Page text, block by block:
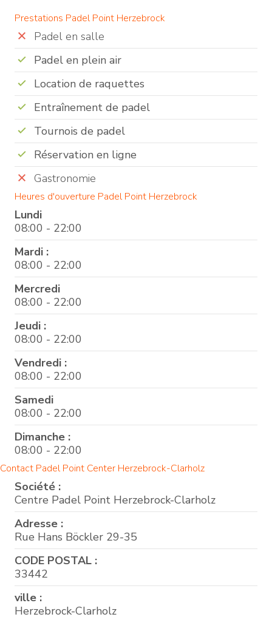
Prestations Padel Point Herzebrock
Padel en salle
Padel en plein air
Location de raquettes
Entraînement de padel
Tournois de padel
Réservation en ligne
Gastronomie
Heures d'ouverture Padel Point Herzebrock
Lundi
08:00 - 22:00
Mardi :
08:00 - 22:00
Mercredi
08:00 - 22:00
Jeudi :
08:00 - 22:00
Vendredi :
08:00 - 22:00
Samedi
08:00 - 22:00
Dimanche :
08:00 - 22:00
Contact Padel Point Center Herzebrock-Clarholz
Société :
Centre Padel Point Herzebrock-Clarholz
Adresse :
Rue Hans Böckler 29-35
CODE POSTAL :
33442
ville :
Herzebrock-Clarholz